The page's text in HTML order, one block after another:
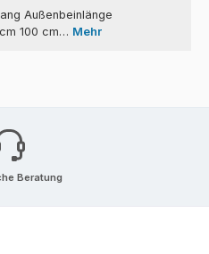
Außenbeinlänge
100 cm… Mehr
Beratung